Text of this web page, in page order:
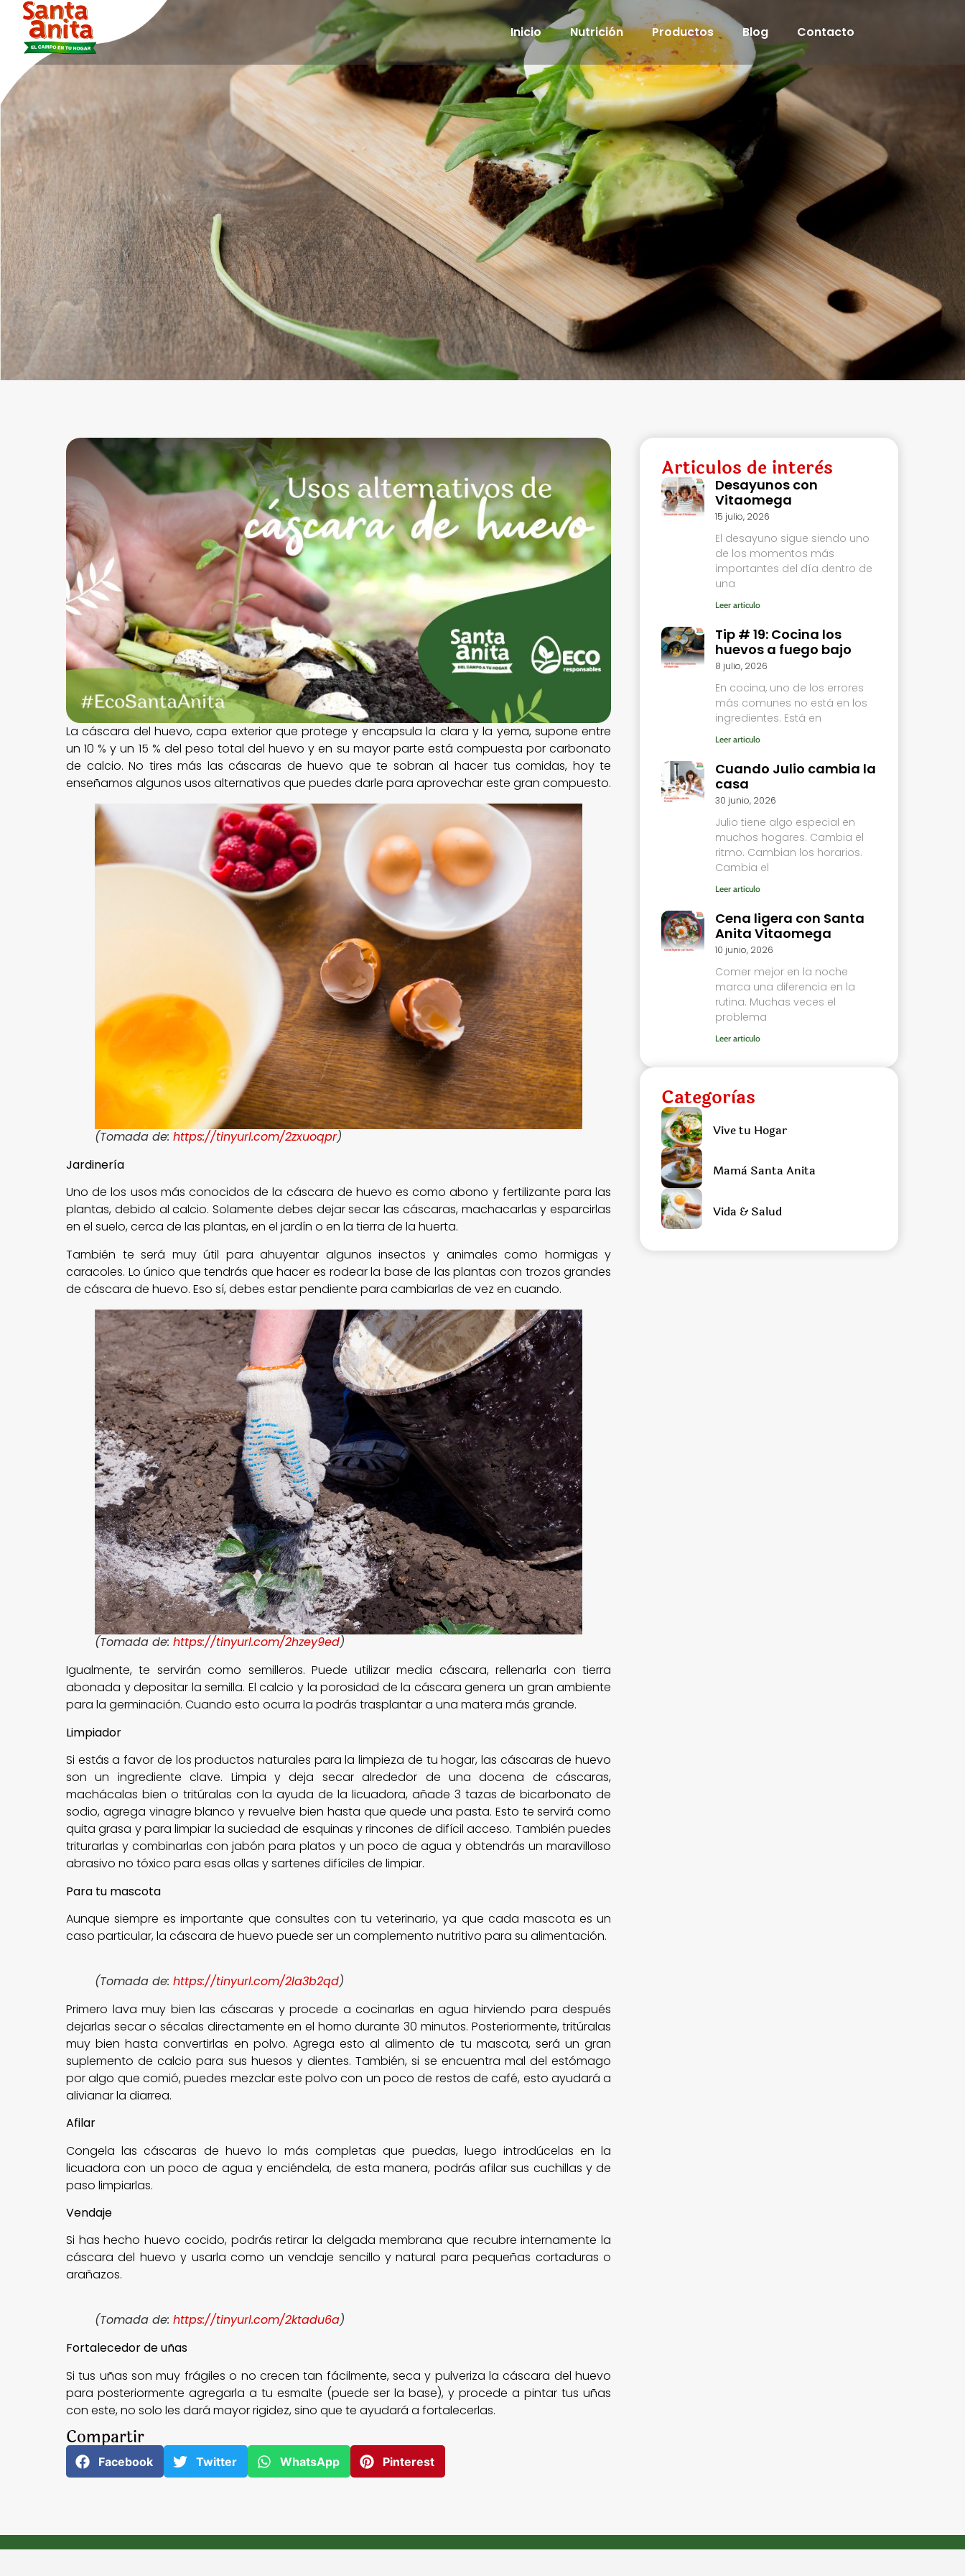
Inicio Nutrición Productos Blog Contacto
La cáscara del huevo, capa exterior que protege y encapsula la clara y la yema, supone entre
un 10 % y un 15 % del peso total del huevo y en su mayor parte está compuesta por carbonato
de calcio. No tires más las cáscaras de huevo que te sobran al hacer tus comidas, hoy te
enseñamos algunos usos alternativos que puedes darle para aprovechar este gran compuesto.
(Tomada de: https://tinyurl.com/2zxuoqpr)
Jardinería
Uno de los usos más conocidos de la cáscara de huevo es como abono y fertilizante para las
plantas, debido al calcio. Solamente debes dejar secar las cáscaras, machacarlas y esparcirlas
en el suelo, cerca de las plantas, en el jardín o en la tierra de la huerta.
También te será muy útil para ahuyentar algunos insectos y animales como hormigas y
caracoles. Lo único que tendrás que hacer es rodear la base de las plantas con trozos grandes
de cáscara de huevo. Eso sí, debes estar pendiente para cambiarlas de vez en cuando.
(Tomada de: https://tinyurl.com/2hzey9ed)
Igualmente, te servirán como semilleros. Puede utilizar media cáscara, rellenarla con tierra
abonada y depositar la semilla. El calcio y la porosidad de la cáscara genera un gran ambiente
para la germinación. Cuando esto ocurra la podrás trasplantar a una matera más grande.
Limpiador
Si estás a favor de los productos naturales para la limpieza de tu hogar, las cáscaras de huevo
son un ingrediente clave. Limpia y deja secar alrededor de una docena de cáscaras,
machácalas bien o tritúralas con la ayuda de la licuadora, añade 3 tazas de bicarbonato de
sodio, agrega vinagre blanco y revuelve bien hasta que quede una pasta. Esto te servirá como
quita grasa y para limpiar la suciedad de esquinas y rincones de difícil acceso. También puedes
triturarlas y combinarlas con jabón para platos y un poco de agua y obtendrás un maravilloso
abrasivo no tóxico para esas ollas y sartenes difíciles de limpiar.
Para tu mascota
Aunque siempre es importante que consultes con tu veterinario, ya que cada mascota es un
caso particular, la cáscara de huevo puede ser un complemento nutritivo para su alimentación.
(Tomada de: https://tinyurl.com/2la3b2qd)
Primero lava muy bien las cáscaras y procede a cocinarlas en agua hirviendo para después
dejarlas secar o sécalas directamente en el horno durante 30 minutos. Posteriormente, tritúralas
muy bien hasta convertirlas en polvo. Agrega esto al alimento de tu mascota, será un gran
suplemento de calcio para sus huesos y dientes. También, si se encuentra mal del estómago
por algo que comió, puedes mezclar este polvo con un poco de restos de café, esto ayudará a
alivianar la diarrea.
Afilar
Congela las cáscaras de huevo lo más completas que puedas, luego introdúcelas en la
licuadora con un poco de agua y enciéndela, de esta manera, podrás afilar sus cuchillas y de
paso limpiarlas.
Vendaje
Si has hecho huevo cocido, podrás retirar la delgada membrana que recubre internamente la
cáscara del huevo y usarla como un vendaje sencillo y natural para pequeñas cortaduras o
arañazos.
(Tomada de: https://tinyurl.com/2ktadu6a)
Fortalecedor de uñas
Si tus uñas son muy frágiles o no crecen tan fácilmente, seca y pulveriza la cáscara del huevo
para posteriormente agregarla a tu esmalte (puede ser la base), y procede a pintar tus uñas
con este, no solo les dará mayor rigidez, sino que te ayudará a fortalecerlas.
Compartir
Facebook Twitter WhatsApp Pinterest
Articulos de interès
Desayunos con
Vitaomega
15 julio, 2026
El desayuno sigue siendo uno
de los momentos más
importantes del día dentro de
una
Leer articulo
Tip # 19: Cocina los
huevos a fuego bajo
8 julio, 2026
En cocina, uno de los errores
más comunes no está en los
ingredientes. Está en
Leer articulo
Cuando Julio cambia la
casa
30 junio, 2026
Julio tiene algo especial en
muchos hogares. Cambia el
ritmo. Cambian los horarios.
Cambia el
Leer articulo
Cena ligera con Santa
Anita Vitaomega
10 junio, 2026
Comer mejor en la noche
marca una diferencia en la
rutina. Muchas veces el
problema
Leer articulo
Categorìas
Vive tu Hogar
Mamà Santa Anita
Vida & Salud